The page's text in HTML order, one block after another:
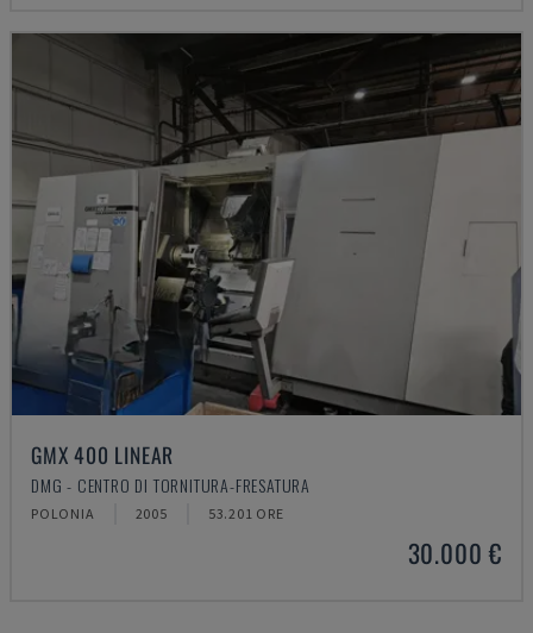
GMX 400 LINEAR
DMG - CENTRO DI TORNITURA-FRESATURA
POLONIA 2005 53.201 ORE
30.000 €